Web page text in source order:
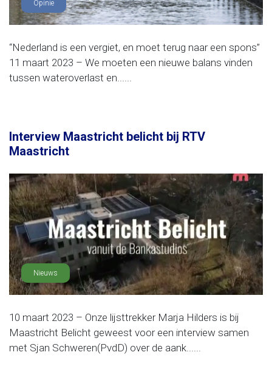
Opinie
“Nederland is een vergiet, en moet terug naar een spons”
11 maart 2023 – We moeten een nieuwe balans vinden
tussen wateroverlast en......
Interview Maastricht belicht bij RTV
Maastricht
Nieuws
10 maart 2023 – Onze lijsttrekker Marja Hilders is bij
Maastricht Belicht geweest voor een interview samen
met Sjan Schweren(PvdD) over de aank......